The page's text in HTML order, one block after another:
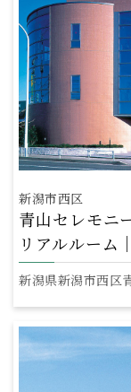
新潟市西区
青山セレモニ
リアルルーム
新潟県新潟市西区